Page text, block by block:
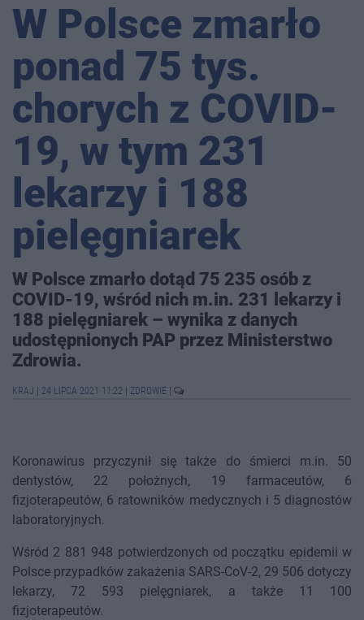
W Polsce zmarło
ponad 75 tys.
chorych z COVID-
19, w tym 231
lekarzy i 188
pielęgniarek
W Polsce zmarło dotąd 75 235 osób z
COVID-19, wśród nich m.in. 231 lekarzy i
188 pielęgniarek – wynika z danych
udostępnionych PAP przez Ministerstwo
Zdrowia.
KRAJ 24 LIPCA 2021 11:22 ZDROWIE
Koronawirus przyczynił się także do śmierci m.in. 50
dentystów, 22 położnych, 19 farmaceutów, 6
fizjoterapeutów, 6 ratowników medycznych i 5 diagnostów
laboratoryjnych.
Wśród 2 881 948 potwierdzonych od początku epidemii w
Polsce przypadków zakażenia SARS-CoV-2, 29 506 dotyczy
lekarzy, 72 593 pielęgniarek, a także 11 100
fizjoterapeutów.